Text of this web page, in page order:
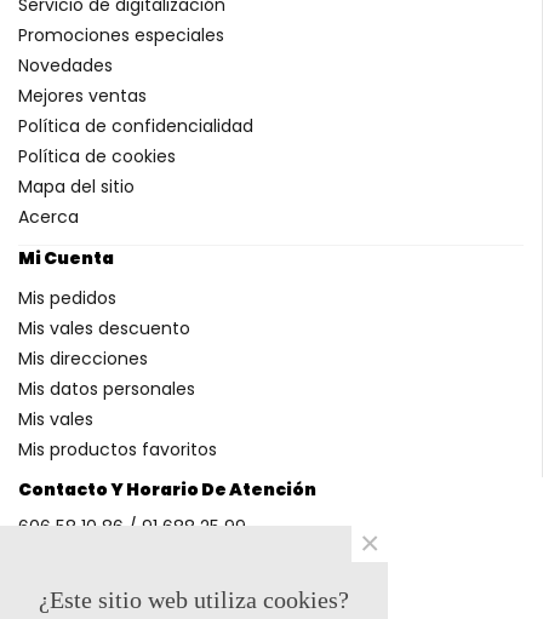
Contacto Y Horario De Atención
606 58 10 86 / 91 688 25 99
Promociones especiales
Novedades
Mejores ventas
Política de confidencialidad
Política de cookies
Mapa del sitio
Acerca
Mi Cuenta
Mis pedidos
Mis vales descuento
Mis direcciones
Mis datos personales
Mis vales
Mis productos favoritos
¿Este sitio web utiliza cookies?
×